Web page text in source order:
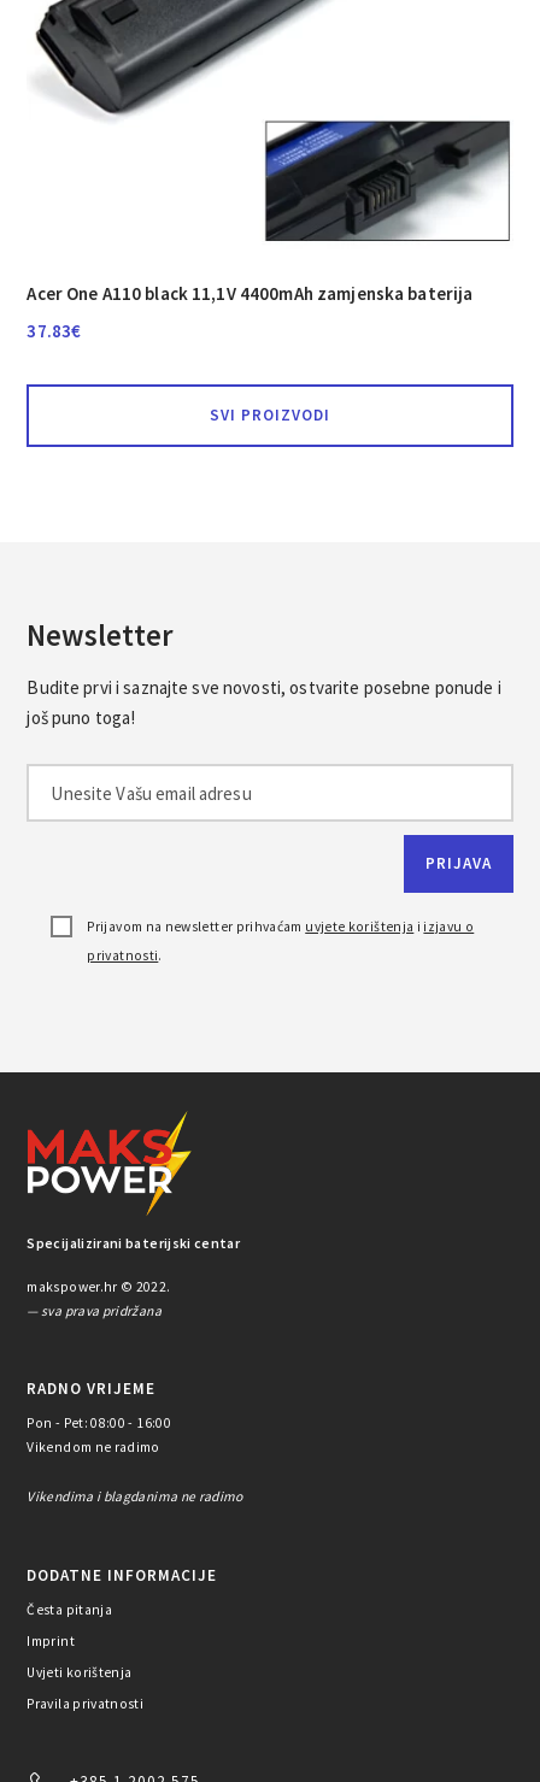
Acer One A110 black 11,1V 4400mAh zamjenska baterija
37.83€
SVI PROIZVODI
Newsletter
Budite prvi i saznajte sve novosti, ostvarite posebne ponude i
još puno toga!
Prijavom na newsletter prihvaćam uvjete korištenja i izjavu o
privatnosti.
Specijalizirani baterijski centar
makspower.hr © 2022.
— sva prava pridržana
RADNO VRIJEME
Pon - Pet: 08:00 - 16:00
Vikendom ne radimo
Vikendima i blagdanima ne radimo
DODATNE INFORMACIJE
Česta pitanja
Imprint
Uvjeti korištenja
Pravila privatnosti